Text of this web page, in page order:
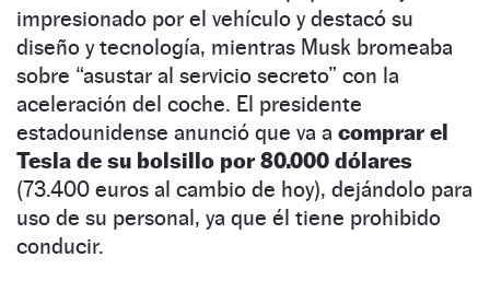
impresionado por el vehículo y destacó su
diseño y tecnología, mientras Musk bromeaba
sobre “asustar al servicio secreto” con la
aceleración del coche. El presidente
estadounidense anunció que va a comprar el
Tesla de su bolsillo por 80.000 dólares
(73.400 euros al cambio de hoy), dejándolo para
uso de su personal, ya que él tiene prohibido
conducir.